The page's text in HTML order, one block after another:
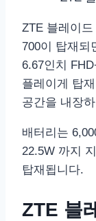
ZTE 블레이드
700이 탑재되
6.67인치
플레이게 탑
공간을 내장
배터리는
22.5W 까지
탑재됩니다.
ZTE 블